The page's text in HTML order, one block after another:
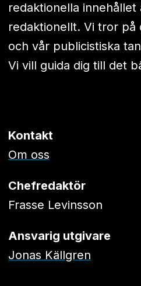
redaktionella innehållet
redaktionellt. Vi tror på
och vår publicistiska
Vi vill guida dig till det
Kontakt
Om oss
Chefredaktör
Frasse Levinsson
Ansvarig utgivare
Jonas Källgren